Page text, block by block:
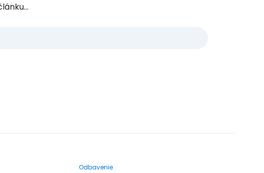
Odbavenie